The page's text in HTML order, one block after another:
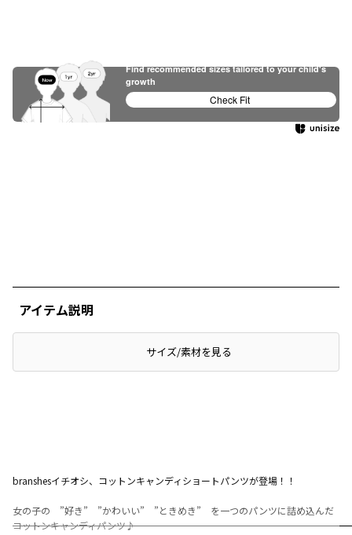
アイテム説明
サイズ/素材を見る
branshesイチオシ、コットンキャンディショートパンツが登場！！
女の子の ”好き” ”かわいい” ”ときめき” を一つのパンツに詰め込んだ
コットンキャンディパンツ♪
Find recommended sizes tailored to your child's
growth
Check Fit